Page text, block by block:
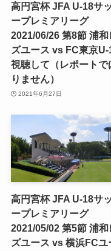
高円宮杯 JFA U-18サ
ープレミアリーグ
2021/06/26 第8節 浦和
ズユース vs FC東京U-
視聴して（レポートで
りません）
2021年6月27日
高円宮杯 JFA U-18サ
ープレミアリーグ
2021/05/02 第5節 浦和
ズユース vs 横浜FCユ